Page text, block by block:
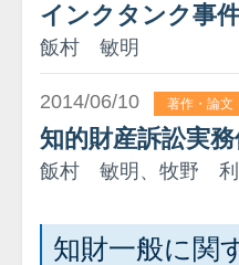
インクタンク事
飯村 敏明
2014/06/10 著作・論文
知的財産訴訟実
飯村 敏明、牧野 利
知財一般に関